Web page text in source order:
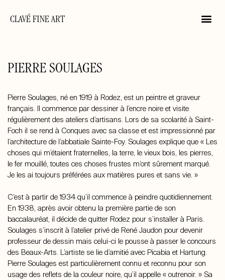
CLAVÉ FINE ART
PIERRE SOULAGES
Pierre Soulages, né en 1919 à Rodez, est un peintre et graveur
français. Il commence par dessiner à l’encre noire et visite
régulièrement des ateliers d’artisans. Lors de sa scolarité à Saint-
Foch il se rend à Conques avec sa classe et est impressionné par
l’architecture de l’abbatiale Sainte-Foy. Soulages explique que « Les
choses qui m’étaient fraternelles, la terre, le vieux bois, les pierres,
le fer mouillé, toutes ces choses frustes m’ont sûrement marqué.
Je les ai toujours préférées aux matières pures et sans vie. »
C’est à partir de 1934 qu’il commence à peindre quotidiennement.
En 1938, après avoir obtenu la première partie de son
baccalauréat, il décide de quitter Rodez pour s’installer à Paris.
Soulages s’inscrit à l’atelier privé de René Jaudon pour devenir
professeur de dessin mais celui-ci le pousse à passer le concours
des Beaux-Arts. L’artiste se lie d’amitié avec Picabia et Hartung.
Pierre Soulages est particulièrement connu et reconnu pour son
usage des reflets de la couleur noire, qu’il appelle « outrenoir. » Sa